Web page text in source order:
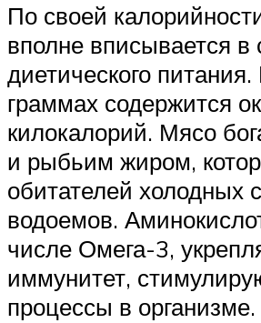
По своей
вполне вписывается в
диетического
граммах содержится
килокалорий. Мясо
и рыбьим жиром,
обитателей холодных
водоемов.
числе Омега-3,
иммунитет,
процессы в организме.